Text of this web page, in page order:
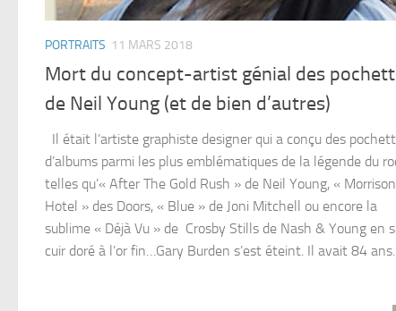
PORTRAITS 11 MARS 2018
Mort du concept-artist génial des
de Neil Young (et de bien d’autres)
Il était l’artiste graphiste designer qui a conçu des
d’albums parmi les plus emblématiques de la légende du
telles qu’« After The Gold Rush » de Neil Young, « Morrison
Hotel » des Doors, « Blue » de Joni Mitchell ou encore la
sublime « Déjà Vu » de Crosby Stills de Nash & Young en
cuir doré à l’or fin…Gary Burden s’est éteint. Il avait 84 ans.